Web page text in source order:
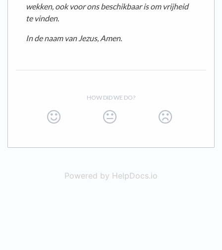
wekken, ook voor ons beschikbaar is om vrijheid
te vinden.
In de naam van Jezus, Amen.
HOW DID WE DO?
Powered by HelpDocs.io